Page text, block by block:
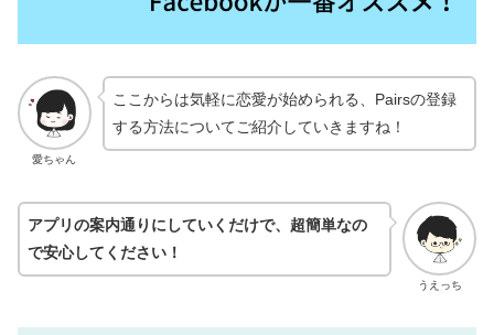
愛ちゃん
ここからは気軽に恋愛が始められる、Pairsの登録
する方法についてご紹介していきますね！
うえっち
アプリの案内通りにしていくだけで、超簡単なの
で安心してください！